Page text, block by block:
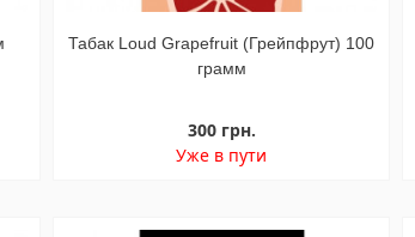
Табак Loud Grapefruit (Грейпфрут) 100
грамм
300 грн.
Уже в пути